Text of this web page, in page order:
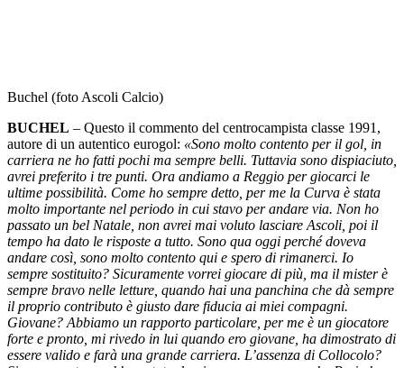
Buchel (foto Ascoli Calcio)
BUCHEL – Questo il commento del centrocampista classe 1991,
autore di un autentico eurogol: «Sono molto contento per il gol, in
carriera ne ho fatti pochi ma sempre belli. Tuttavia sono dispiaciuto,
avrei preferito i tre punti. Ora andiamo a Reggio per giocarci le
ultime possibilità. Come ho sempre detto, per me la Curva è stata
molto importante nel periodo in cui stavo per andare via. Non ho
passato un bel Natale, non avrei mai voluto lasciare Ascoli, poi il
tempo ha dato le risposte a tutto. Sono qua oggi perché doveva
andare così, sono molto contento qui e spero di rimanerci. Io
sempre sostituito? Sicuramente vorrei giocare di più, ma il mister è
sempre bravo nelle letture, quando hai una panchina che dà sempre
il proprio contributo è giusto dare fiducia ai miei compagni.
Giovane? Abbiamo un rapporto particolare, per me è un giocatore
forte e pronto, mi rivedo in lui quando ero giovane, ha dimostrato di
essere valido e farà una grande carriera. L’assenza di Collocolo?